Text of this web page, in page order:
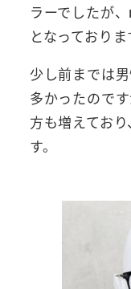
ラーでしたが、
となっておりま
少し前までは
多かったので
方も増えてお
す。